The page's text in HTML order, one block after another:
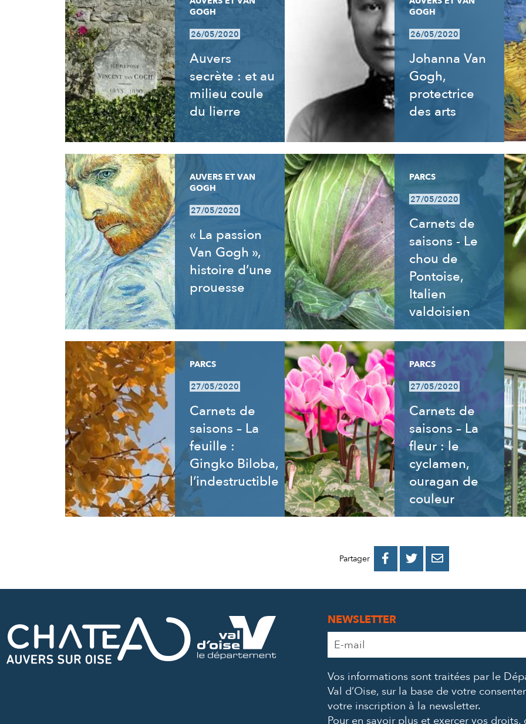
GOGH
26/05/2020
Auvers
secrète : et au
milieu coule
du lierre
GOGH
26/05/2020
Johanna Van
Gogh,
protectrice
des arts
AUVERS ET VAN
GOGH
27/05/2020
« La passion
Van Gogh »,
histoire d’une
prouesse
PARCS
27/05/2020
Carnets de
saisons - Le
chou de
Pontoise,
Italien
valdoisien
PARCS
27/05/2020
Carnets de
saisons – La
feuille :
Gingko Biloba,
l’indestructible
PARCS
27/05/2020
Carnets de
saisons – La
fleur : le
cyclamen,
ouragan de
couleur
Partager 
PARTAGER
PARTAGER
PARTAGER
NEWSLETTER
Adresse
e-
*
Vos informations sont traitées par le
Val d’Oise, sur la base de votre
votre inscription à la newsletter.
Pour en savoir plus et exercer vos droits,